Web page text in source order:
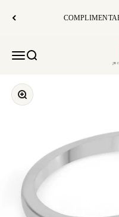
Open navigation menu
Open search
Zoom